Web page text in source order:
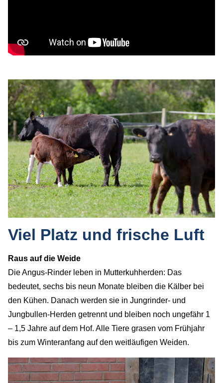
Viel Platz und frische Luft
Raus auf die Weide
Die Angus-Rinder leben in Mutterkuhherden: Das
bedeutet, sechs bis neun Monate bleiben die Kälber bei
den Kühen. Danach werden sie in Jungrinder- und
Jungbullen-Herden getrennt und bleiben noch ungefähr 1
– 1,5 Jahre auf dem Hof. Alle Tiere grasen vom Frühjahr
bis zum Winteranfang auf den weitläufigen Weiden.